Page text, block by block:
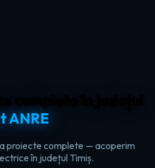
ANRE
proiecte complete — acoperim
în județul Timiș.